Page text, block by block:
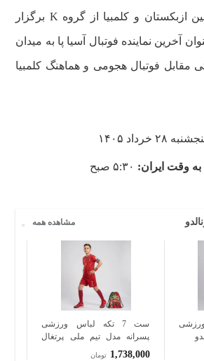
۵:۳۰ صبح پنجشنبه بین ازبکستان و کلمبیا از گروه K برگزار
آخرین نماینده فوتبال آسیا پا به میدان
مقابل فوتبال هجومی و هماهنگ کلمبیا
۲۸ خرداد ۱۴۰۵
وقت ایران:
مشاهده همه
ست 7 تکه لباس ورزشی
پسرانه مدل تیم ملی پرتغال
طرح رونالدو جام جهانی 2026
1,738,000 تومان